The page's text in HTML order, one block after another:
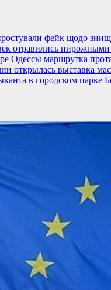
фейк щодо
отравились пирожными
Одессы маршрутка
открылась выставка
в городском парке